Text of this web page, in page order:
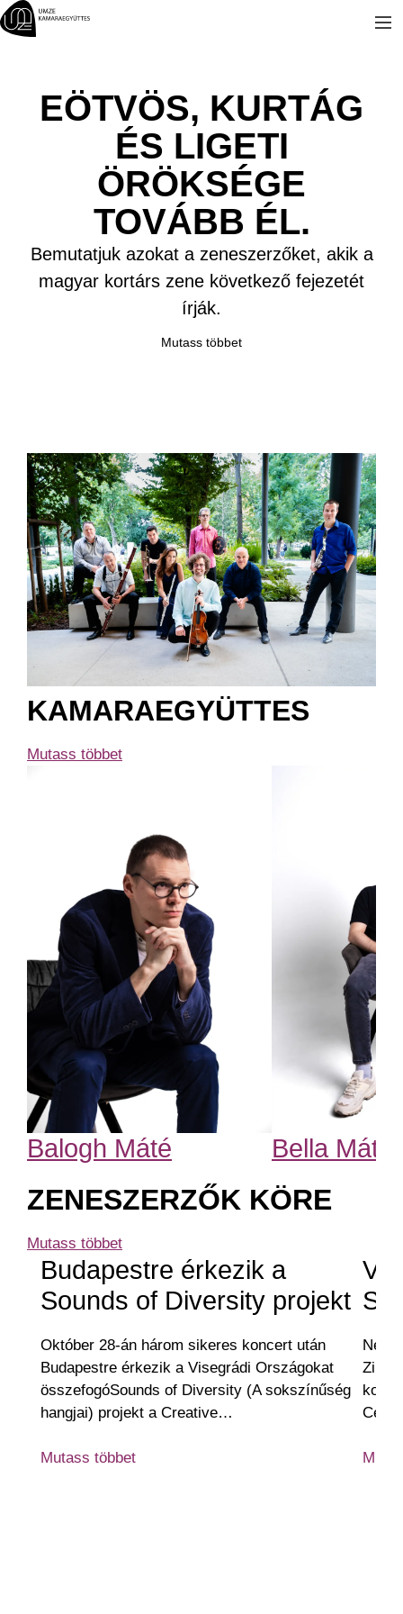
Kilépés
a
EÖTVÖS, KURTÁG
ÉS LIGETI
ÖRÖKSÉGE
TOVÁBB ÉL.
Bemutatjuk azokat a zeneszerzőket, akik a
magyar kortárs zene következő fejezetét
írják.
Mutass többet
KAMARAEGYÜTTES
Mutass többet
Balogh Máté Bella Máté
ZENESZERZŐK KÖRE
Mutass többet
Budapestre érkezik a
Sounds of Diversity projekt
Október 28-án három sikeres koncert után
Budapestre érkezik a Visegrádi Országokat
összefogóSounds of Diversity (A sokszínűség
hangjai) projekt a Creative…
Mutass többet
Négy
Zilina